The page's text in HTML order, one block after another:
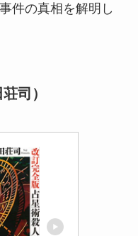
件の真相を解明し
司）